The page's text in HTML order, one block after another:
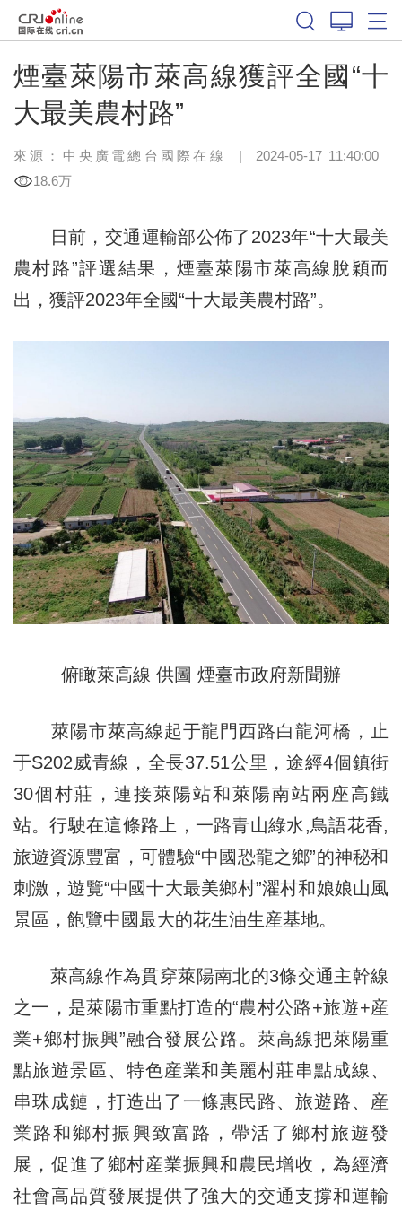
煙臺萊陽市萊高線獲評全國“十
大最美農村路”
來源：中央廣電總台國際在線 | 2024-05-17 11:40:00
18.6万
日前，交通運輸部公佈了2023年“十大最美
農村路”評選結果，煙臺萊陽市萊高線脫穎而
出，獲評2023年全國“十大最美農村路”。
俯瞰萊高線 供圖 煙臺市政府新聞辦
萊陽市萊高線起于龍門西路白龍河橋，止
于S202威青線，全長37.51公里，途經4個鎮街
30個村莊，連接萊陽站和萊陽南站兩座高鐵
站。行駛在這條路上，一路青山綠水,鳥語花香,
旅遊資源豐富，可體驗“中國恐龍之鄉”的神秘和
刺激，遊覽“中國十大最美鄉村”濯村和娘娘山風
景區，飽覽中國最大的花生油生産基地。
萊高線作為貫穿萊陽南北的3條交通主幹線
之一，是萊陽市重點打造的“農村公路+旅遊+産
業+鄉村振興”融合發展公路。萊高線把萊陽重
點旅遊景區、特色産業和美麗村莊串點成線、
串珠成鏈，打造出了一條惠民路、旅遊路、産
業路和鄉村振興致富路，帶活了鄉村旅遊發
展，促進了鄉村産業振興和農民增收，為經濟
社會高品質發展提供了強大的交通支撐和運輸